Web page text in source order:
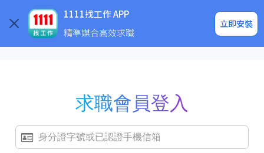
1111找工作 APP
精準媒合高效求職
立即安裝
企業求才
求職會員登入